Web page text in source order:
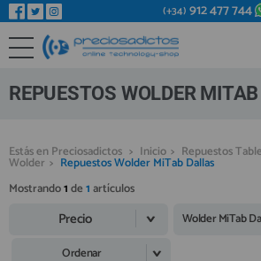
REPUESTOS MÓVILES
REPUESTOS TABLET
REPUESTOS VIDEOCONSOLAS
REPUESTOS MACBOOK
REPUESTOS OTROS DISPOSITIVOS
REPUESTOS PORTÁTILES
Bienvenid@ otra vez
YA SOY CLIENTE
(+34) 912 477 744
REPUESTOS WOLDER
Estás en Preciosadictos > Inicio > Repuestos
Wolder > Repuestos Wolder MiTab Dallas
Mostrando1de1artículos
Precio Wolder MiTab
Ordenar